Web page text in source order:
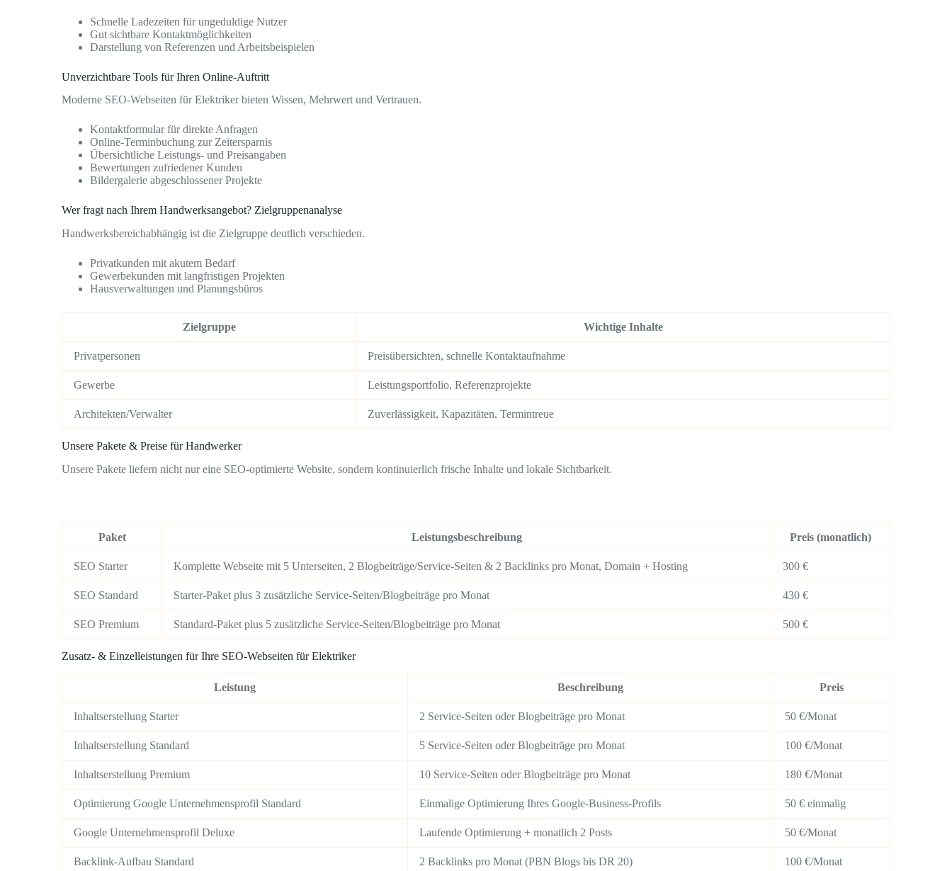
Schnelle Ladezeiten für ungeduldige Nutzer
Gut sichtbare Kontaktmöglichkeiten
Darstellung von Referenzen und Arbeitsbeispielen
Unverzichtbare Tools für Ihren Online-Auftritt
Moderne SEO-Webseiten für Elektriker bieten Wissen, Mehrwert und Vertrauen.
Kontaktformular für direkte Anfragen
Online-Terminbuchung zur Zeitersparnis
Übersichtliche Leistungs- und Preisangaben
Bewertungen zufriedener Kunden
Bildergalerie abgeschlossener Projekte
Wer fragt nach Ihrem Handwerksangebot? Zielgruppenanalyse
Handwerksbereichabhängig ist die Zielgruppe deutlich verschieden.
Privatkunden mit akutem Bedarf
Gewerbekunden mit langfristigen Projekten
Hausverwaltungen und Planungsbüros
Zielgruppe Wichtige Inhalte
Privatpersonen Preisübersichten, schnelle Kontaktaufnahme
Gewerbe Leistungsportfolio, Referenzprojekte
Architekten/Verwalter Zuverlässigkeit, Kapazitäten, Termintreue
Unsere Pakete & Preise für Handwerker
Unsere Pakete liefern nicht nur eine SEO-optimierte Website, sondern kontinuierlich frische Inhalte und lokale Sichtbarkeit.
Paket Leistungsbeschreibung Preis (monatlich)
SEO Starter Komplette Webseite mit 5 Unterseiten, 2 Blogbeiträge/Service-Seiten & 2 Backlinks pro Monat, Domain + Hosting 300 €
SEO Standard Starter-Paket plus 3 zusätzliche Service-Seiten/Blogbeiträge pro Monat 430 €
SEO Premium Standard-Paket plus 5 zusätzliche Service-Seiten/Blogbeiträge pro Monat 500 €
Zusatz- & Einzelleistungen für Ihre SEO-Webseiten für Elektriker
Leistung Beschreibung Preis
Inhaltserstellung Starter 2 Service-Seiten oder Blogbeiträge pro Monat 50 €/Monat
Inhaltserstellung Standard 5 Service-Seiten oder Blogbeiträge pro Monat 100 €/Monat
Inhaltserstellung Premium 10 Service-Seiten oder Blogbeiträge pro Monat 180 €/Monat
Optimierung Google Unternehmensprofil Standard Einmalige Optimierung Ihres Google-Business-Profils 50 € einmalig
Google Unternehmensprofil Deluxe Laufende Optimierung + monatlich 2 Posts 50 €/Monat
Backlink-Aufbau Standard 2 Backlinks pro Monat (PBN Blogs bis DR 20) 100 €/Monat